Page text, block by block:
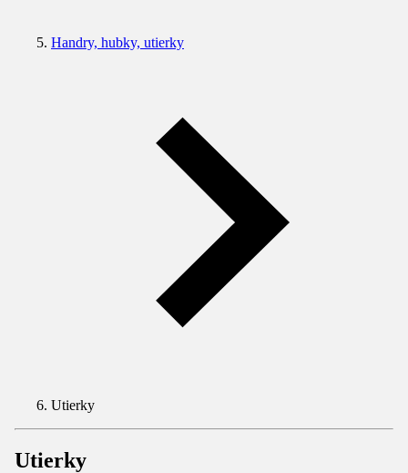
Handry, hubky, utierky
Utierky
Utierky